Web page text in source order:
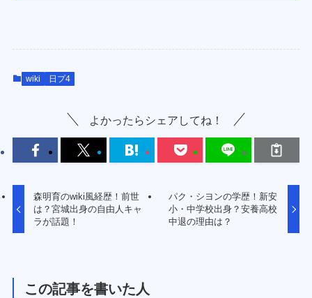
wiki 日プ4
よかったらシェアしてね！
森明育のwiki風経歴！前世
は？宮城出身の自由人キャ
ラが話題！
パク・シヨンの学歴！新安
小・中学校出身？安養高校
中退の理由は？
この記事を書いた人